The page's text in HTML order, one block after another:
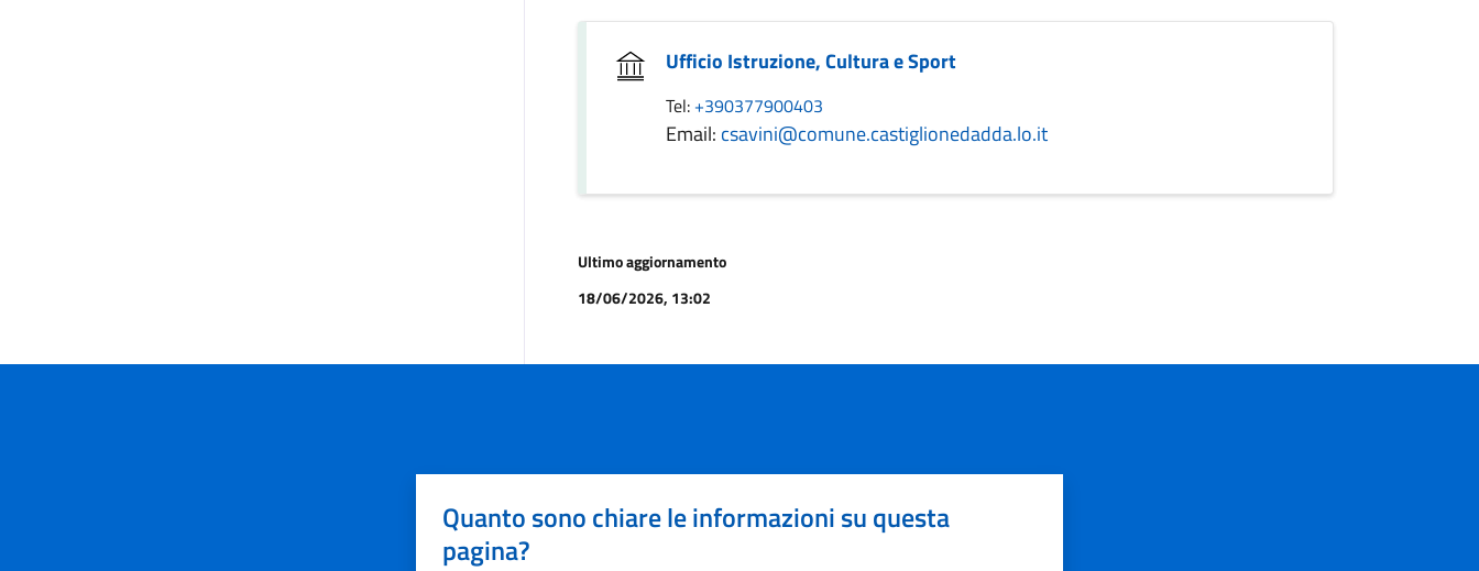
Ufficio Istruzione, Cultura e Sport
Tel: +390377900403
Email: csavini@comune.castiglionedadda.lo.it
Ultimo aggiornamento
18/06/2026, 13:02
Quanto sono chiare le informazioni su questa
pagina?